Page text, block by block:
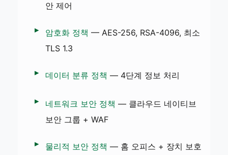
안 제어
암호화 정책 — AES-256, RSA-4096, 최소
TLS 1.3
데이터 분류 정책 — 4단계 정보 처리
네트워크 보안 정책 — 클라우드 네이티브
보안 그룹 + WAF
물리적 보안 정책 — 홈 오피스 + 장치 보호